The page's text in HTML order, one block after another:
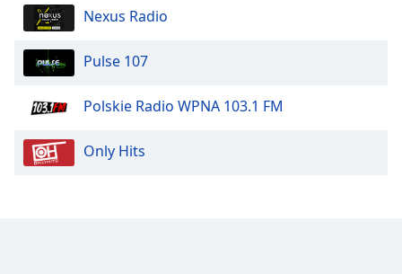
Text
Background
Opacity
Nexus Radio
Pulse 107
Polskie Radio WPNA 103.1 FM
Only Hits